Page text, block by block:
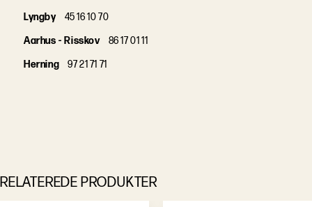
Lyngby
45 16 10 70
Aarhus - Risskov
86 17 01 11
Herning
97 21 71 71
RELATEREDE PRODUKTER